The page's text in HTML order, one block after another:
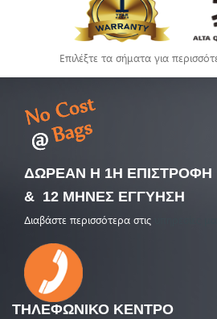
Επιλέξτε τα σήματα για
ΔΩΡΕΑΝ Η 1Η ΕΠΙΣΤΡΟΦΗ
& 12 ΜΗΝΕΣ ΕΓΓΥΗΣΗ
Διαβάστε περισσότερα στις
ΤΗΛΕΦΩΝΙΚΟ ΚΕΝΤΡΟ